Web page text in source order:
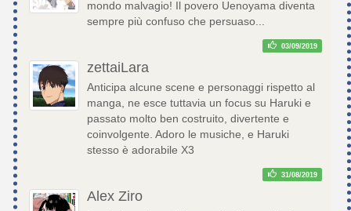
mondo malvagio! Il povero Uenoyama diventa
sempre più confuso che persuaso...
03/09/2019
zettaiLara
Anticipa alcune scene e personaggi rispetto al
manga, ne esce tuttavia un focus su Haruki e
passato molto ben costruito, divertente e
coinvolgente. Adoro le musiche, e Haruki
stesso è adorabile X3
31/08/2019
Alex Ziro